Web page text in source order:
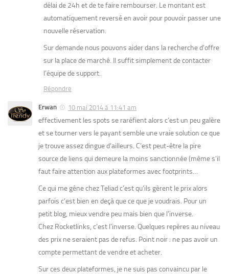
délai de 24h et de te faire rembourser. Le montant est
automatiquement reversé en avoir pour pouvoir passer une
nouvelle réservation.
Sur demande nous pouvons aider dans la recherche d’offre
sur la place de marché. Il suffit simplement de contacter
l’équipe de support.
Répondre
Erwan 10 mai 2014 à 11:41 am
effectivement les spots se raréfient alors c’est un peu galère
et se tourner vers le payant semble une vraie solution ce que
je trouve assez dingue d’ailleurs. C’est peut-être la pire
source de liens qui demeure la moins sanctionnée (même s’il
faut faire attention aux plateformes avec footprints…
Ce qui me gêne chez Teliad c’est qu’ils gèrent le prix alors
parfois c’est bien en deçà que ce que je voudrais. Pour un
petit blog, mieux vendre peu mais bien que l’inverse.
Chez Rocketlinks, c’est l’inverse. Quelques repères au niveau
des prix ne seraient pas de refus. Point noir : ne pas avoir un
compte permettant de vendre et acheter.
Sur ces deux plateformes, je ne suis pas convaincu par le